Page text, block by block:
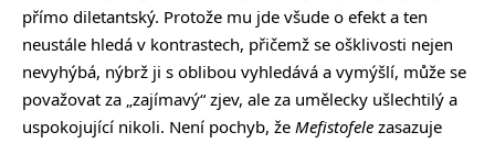
přímo diletantský. Protože mu jde všude o efekt a ten
neustále hledá v kontrastech, přičemž se ošklivosti nejen
nevyhýbá, nýbrž ji s oblibou vyhledává a vymýšlí, může se
považovat za „zajímavý“ zjev, ale za umělecky ušlechtilý a
uspokojující nikoli. Není pochyb, že Mefistofele zasazuje